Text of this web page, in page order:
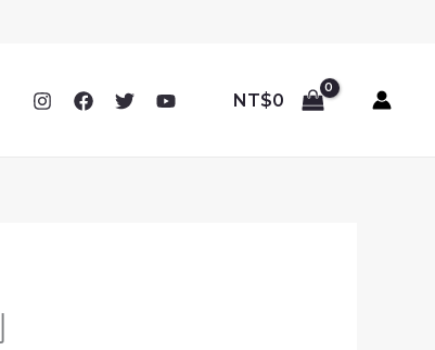
NT$0